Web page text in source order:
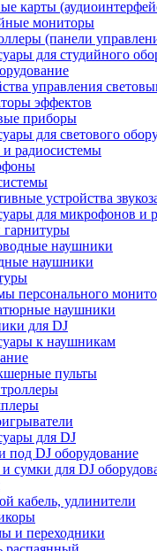
карты
мониторы
(панели
для студийного
управления
эффектов
приборы
для светового
радиосистемы
устройства
для микрофонов и
наушники
наушники
персонального
наушники
для DJ
к наушникам
пульты
для DJ
под DJ оборудование
сумки для DJ
кабель, удлинители
и переходники